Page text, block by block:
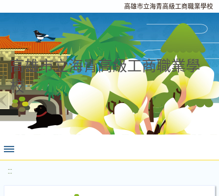
高雄市立海青高級工商職業學校
高雄市立海青高級工商職業學
校
:::